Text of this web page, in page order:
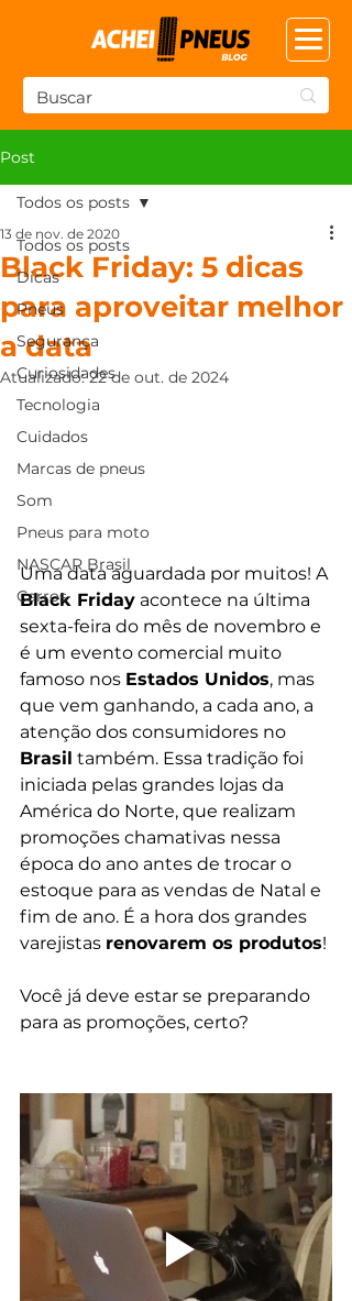
Post
Todos os posts
Dicas
Pneus
Segurança
Curiosidades
Tecnologia
Cuidados
Marcas de pneus
Som
Pneus para moto
NASCAR Brasil
Carros
Todos os posts
Black Friday: 5 dicas
para aproveitar melhor
a data
13 de nov. de 2020
Atualizado:22 de out. de 2024
Uma data aguardada por muitos! A
Black Friday acontece na última
sexta-feira do mês de novembro e
é um evento comercial muito
famoso nos Estados Unidos, mas
que vem ganhando, a cada ano, a
atenção dos consumidores no
Brasil também. Essa tradição foi
iniciada pelas grandes lojas da
América do Norte, que realizam
promoções chamativas nessa
época do ano antes de trocar o
estoque para as vendas de Natal e
fim de ano. É a hora dos grandes
varejistas renovarem os produtos!
Você já deve estar se preparando
para as promoções, certo?